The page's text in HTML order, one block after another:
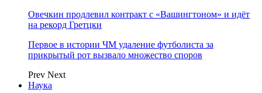
Овечкин продлевил контракт с «Вашингтоном» и идёт
на рекорд Гретцки
Первое в истории ЧМ удаление футболиста за
прикрытый рот вызвало множество споров
Prev Next
Наука